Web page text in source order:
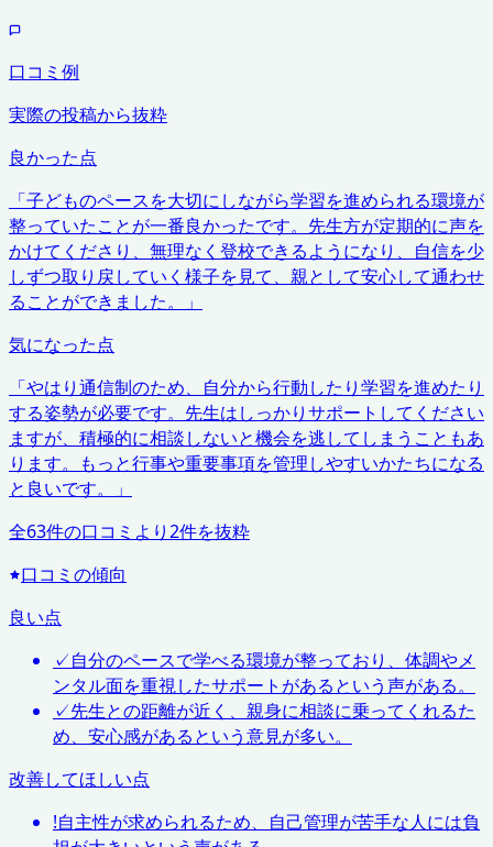
口コミ例
実際の投稿から抜粋
良かった点
「子どものペースを大切にしながら学習を進められる環境が
整っていたことが一番良かったです。先生方が定期的に声を
かけてくださり、無理なく登校できるようになり、自信を少
しずつ取り戻していく様子を見て、親として安心して通わせ
ることができました。
」
気になった点
「やはり通信制のため、自分から行動したり学習を進めたり
する姿勢が必要です。先生はしっかりサポートしてください
ますが、積極的に相談しないと機会を逃してしまうこともあ
ります。もっと行事や重要事項を管理しやすいかたちになる
と良いです。
」
全63件の口コミより2件を抜粋
口コミの傾向
良い点
✓自分のペースで学べる環境が整っており、体調やメ
ンタル面を重視したサポートがあるという声がある。
✓先生との距離が近く、親身に相談に乗ってくれるた
め、安心感があるという意見が多い。
改善してほしい点
!自主性が求められるため、自己管理が苦手な人には負